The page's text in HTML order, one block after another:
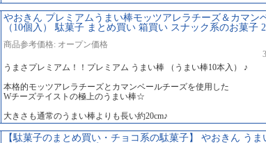
やおきん プレミアムうまい棒モッツアレラチーズ＆カマン
（10個入） 駄菓子 まとめ買い 箱買い スナック系のお菓子
商品参考価格: オープン価格
うまさプレミアム！！プレミアム うまい棒 （うまい棒10本入） ♪
本格的モッツアレラチーズとカマンベールチーズを使用した
Wチーズテイストの極上のうまい棒☆
大きさも通常のうまい棒よりも長い約20cm♪
【駄菓子のまとめ買い・チョコ系の駄菓子】 やおきん うま